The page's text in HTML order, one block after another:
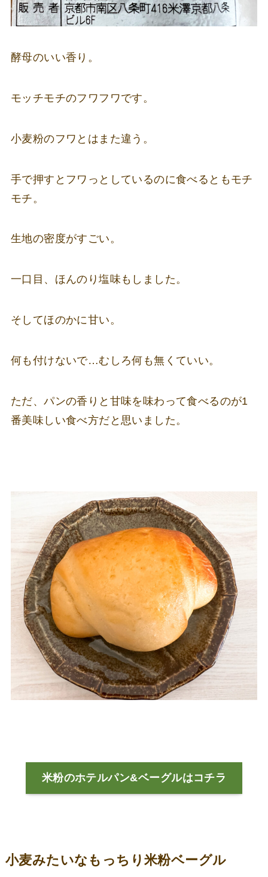
酵母のいい香り。
モッチモチのフワフワです。
小麦粉のフワとはまた違う。
手で押すとフワっとしているのに食べるともモチ
モチ。
生地の密度がすごい。
一口目、ほんのり塩味もしました。
そしてほのかに甘い。
何も付けないで…むしろ何も無くていい。
ただ、パンの香りと甘味を味わって食べるのが1
番美味しい食べ方だと思いました。
米粉のホテルパン&ベーグルはコチラ
小麦みたいなもっちり米粉ベーグル